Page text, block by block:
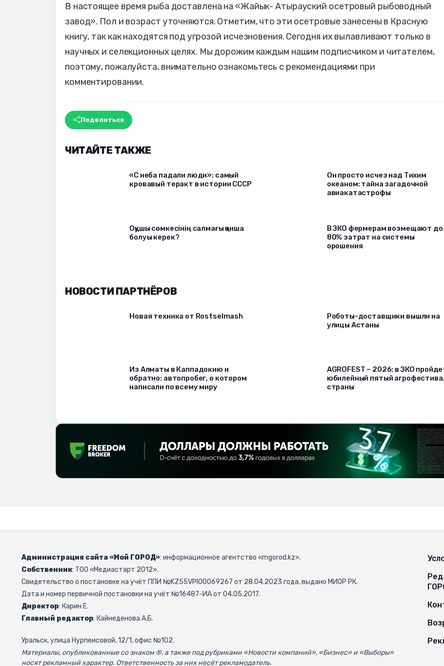
В настоящее время рыба доставлена на «Жайык- Атырауский осетровый рыбоводный
завод». Пол и возраст уточняются. Отметим, что эти осетровые занесены в Красную
книгу, так как находятся под угрозой исчезновения. Сегодня их вылавливают только в
научных и селекционных целях. Мы дорожим каждым нашим подписчиком и читателем,
поэтому, пожалуйста, внимательно ознакомьтесь с рекомендациями при
комментировании.
Поделиться
ЧИТАЙТЕ ТАКЖЕ
«С неба падали люди»: самый
кровавый теракт в истории СССР
Он просто исчез над Тихим
океаном: тайна загадочной
авиакатастрофы
Оқушы сөмкесінің салмағы қанша
болуы керек?
В ЗКО фермерам возмещают до
80% затрат на системы
орошения
НОВОСТИ ПАРТНЁРОВ
Новая техника от Rostselmash
Роботы-доставщики вышли на
улицы Астаны
Из Алматы в Каппадокию и
обратно: автопробег, о котором
написали по всему миру
AGROFEST – 2026: в ЗКО
юбилейный пятый
страны
Администрация сайта «Мой ГОРОД»: информационное агентство «mgorod.kz».
Собственник: ТОО «Медиастарт 2012».
Свидетельство о постановке на учёт ППИ №KZ55VPI00069267 от 28.04.2023 года, выдано МИОР РК.
Дата и номер первичной постановки на учёт №16487-ИА от 04.05.2017.
Директор: Карин Е.
Главный редактор: Кайнеденова А.Б.
Уральск, улица Нурпеисовой, 12/1, офис №102.
Материалы, опубликованные со знаком ®, а также под рубриками «Новости компаний», «Бизнес» и «Выборы»
носят рекламный характер. Ответственность за них несёт рекламодатель.